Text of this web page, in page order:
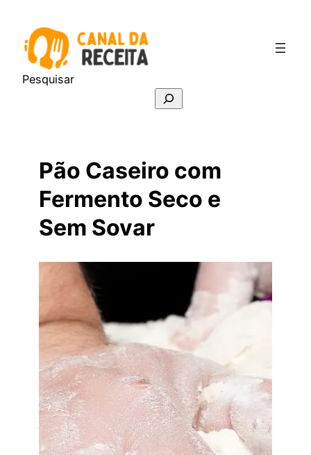
conteúdo
Pesquisar
Pão Caseiro com
Fermento Seco e
Sem Sovar